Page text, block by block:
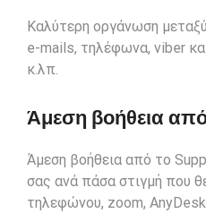
Καλύτερη οργάνωση
e-mails, τηλέφωνα, viber
κ.λπ.
Άμεση βοήθεια
Άμεση βοήθεια από το
σας ανά πάσα στιγμή που
τηλεφώνου, zoom, AnyDesk